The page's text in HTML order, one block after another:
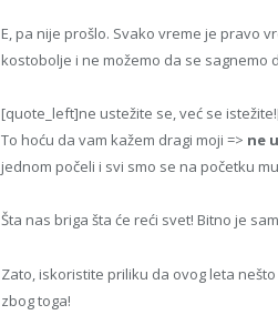
E, pa nije prošlo. Svako vreme je pravo
kostobolje i ne možemo da se sagnemo
[quote_left]ne ustežite se, već se
To hoću da vam kažem dragi moji => ne
jednom počeli i svi smo se na početku
Šta nas briga šta će reći svet! Bitno je
Zato, iskoristite priliku da ovog leta
zbog toga!